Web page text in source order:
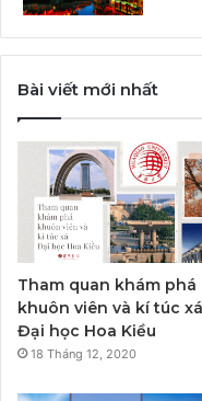
Bài viết mới nhất
Tham quan khám phá
khuôn viên và kí túc xá
Đại học Hoa Kiều
18 Tháng 12, 2020